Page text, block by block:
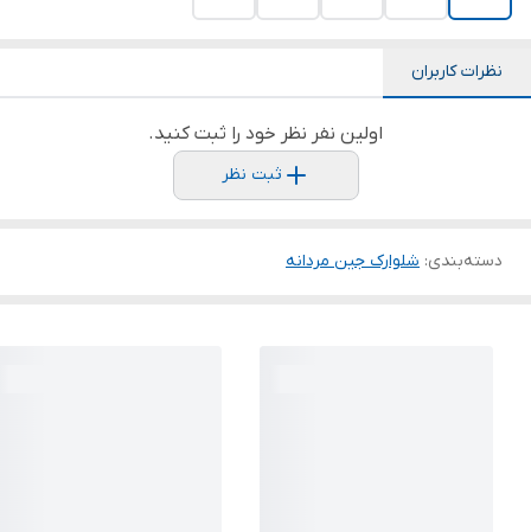
نظرات کاربران
اولین نفر نظر خود را ثبت کنید.
ثبت نظر
دسته‌بندی: شلوارک جین مردانه